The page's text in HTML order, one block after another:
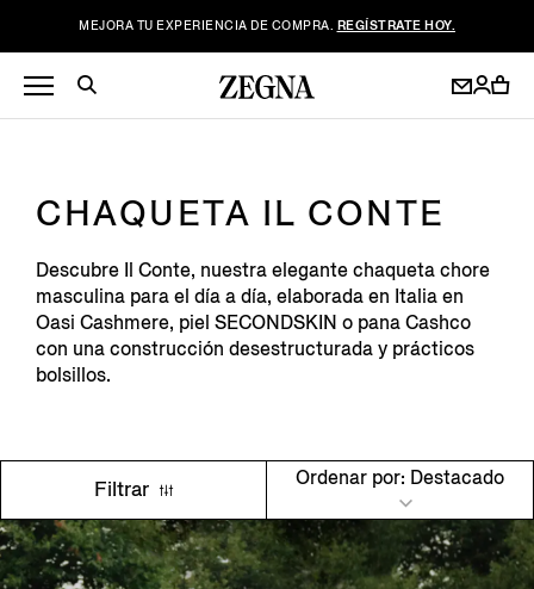
MEJORA TU EXPERIENCIA DE COMPRA. REGÍSTRATE HOY.
CHAQUETA IL CONTE
Descubre Il Conte, nuestra elegante chaqueta chore
masculina para el día a día, elaborada en Italia en
Oasi Cashmere, piel SECONDSKIN o pana Cashco
con una construcción desestructurada y prácticos
bolsillos.
Filtrar Ordenar por: Destacado